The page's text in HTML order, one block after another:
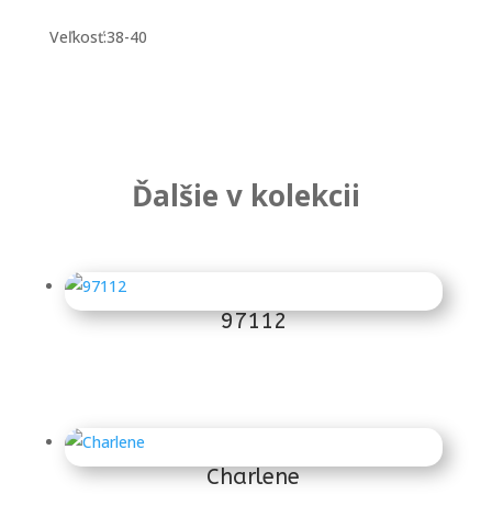
Veľkosť:38-40
Ďalšie v kolekcii
97112
Charlene